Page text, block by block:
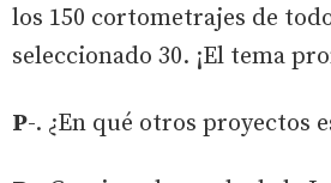
los 150 cortometrajes de
seleccionado 30. ¡El tema
P-. ¿En qué otros proyectos